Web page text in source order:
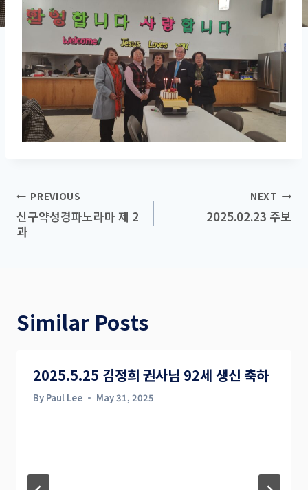
Post
navigation
PREVIOUS
신구약성경파노라마 제 2
과
NEXT
2025.02.23 주보
Similar Posts
2025.5.25 김정희 권사님 92세 생신 축하
By Paul Lee May 31, 2025